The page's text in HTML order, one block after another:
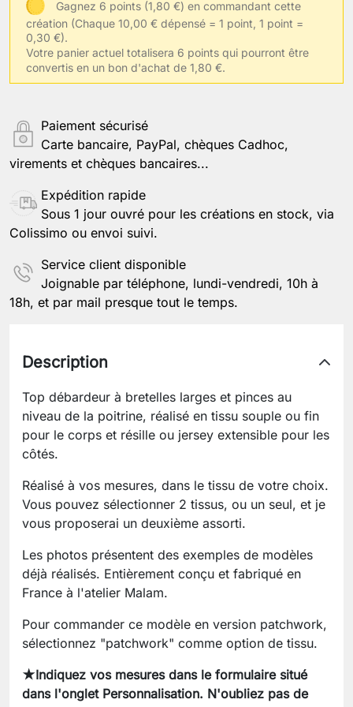
Enregistrer la personnalisation
Gagnez 6 points (1,80 €) en commandant cette
création (Chaque 10,00 € dépensé = 1 point, 1 point =
0,30 €).
Votre panier actuel totalisera 6 points qui pourront être
convertis en un bon d'achat de 1,80 €.
Paiement sécurisé
Carte bancaire, PayPal, chèques Cadhoc,
virements et chèques bancaires...
Expédition rapide
Sous 1 jour ouvré pour les créations en stock, via
Colissimo ou envoi suivi.
Service client disponible
Joignable par téléphone, lundi-vendredi, 10h à
18h, et par mail presque tout le temps.
Description
Top débardeur à bretelles larges et pinces au
niveau de la poitrine, réalisé en tissu souple ou fin
pour le corps et résille ou jersey extensible pour les
côtés.
Réalisé à vos mesures, dans le tissu de votre choix.
Vous pouvez sélectionner 2 tissus, ou un seul, et je
vous proposerai un deuxième assorti.
Les photos présentent des exemples de modèles
déjà réalisés. Entièrement conçu et fabriqué en
France à l'atelier Malam.
Pour commander ce modèle en version patchwork,
sélectionnez "patchwork" comme option de tissu.
★Indiquez vos mesures dans le formulaire situé
dans l'onglet Personnalisation. N'oubliez pas de